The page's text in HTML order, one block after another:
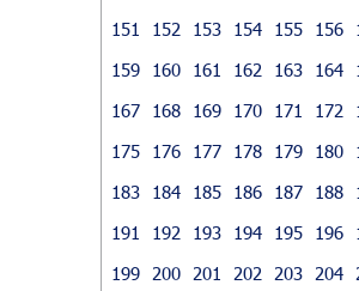
151
152 153 154 155 156
159
160 161 162 163 164
167
168 169 170 171 172
175
176 177 178 179 180
183
184 185 186 187 188
191
192 193 194 195 196
199
200 201 202 203 204